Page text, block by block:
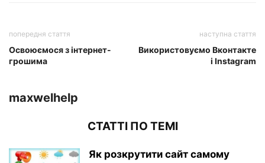
попередня стаття
Освоюємося з інтернет-
грошима
наступна стаття
Використовуємо Вконтакте
і Instagram
maxwelhelp
СТАТТІ ПО ТЕМІ
Як розкрутити сайт самому